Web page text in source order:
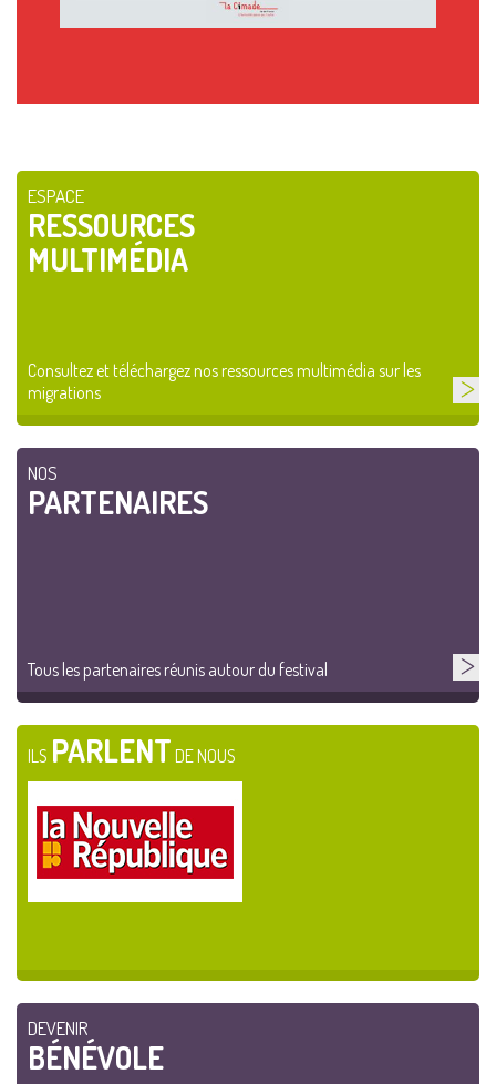
ESPACE
RESSOURCES
MULTIMÉDIA
Consultez et téléchargez nos ressources multimédia sur les
migrations
NOS
PARTENAIRES
Tous les partenaires réunis autour du festival
ILS PARLENT DE NOUS
DEVENIR
BÉNÉVOLE